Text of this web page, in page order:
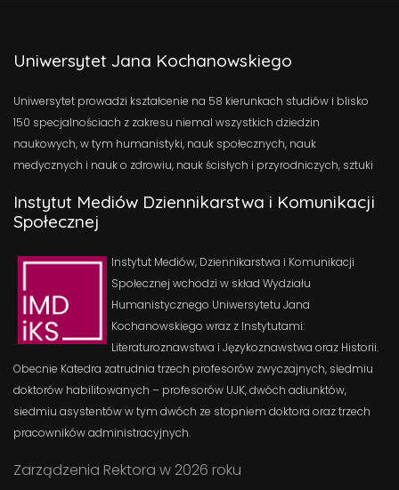
Uniwersytet Jana Kochanowskiego
Uniwersytet prowadzi kształcenie na 58 kierunkach studiów i blisko
150 specjalnościach z zakresu niemal wszystkich dziedzin
naukowych, w tym humanistyki, nauk społecznych, nauk
medycznych i nauk o zdrowiu, nauk ścisłych i przyrodniczych, sztuki
Instytut Mediów Dziennikarstwa i Komunikacji
Społecznej
Instytut Mediów, Dziennikarstwa i Komunikacji
Społecznej wchodzi w skład Wydziału
Humanistycznego Uniwersytetu Jana
Kochanowskiego wraz z Instytutami:
Literaturoznawstwa i Językoznawstwa oraz Historii.
Obecnie Katedra zatrudnia trzech profesorów zwyczajnych, siedmiu
doktorów habilitowanych – profesorów UJK, dwóch adiunktów,
siedmiu asystentów w tym dwóch ze stopniem doktora oraz trzech
pracowników administracyjnych.
Zarządzenia Rektora w 2026 roku